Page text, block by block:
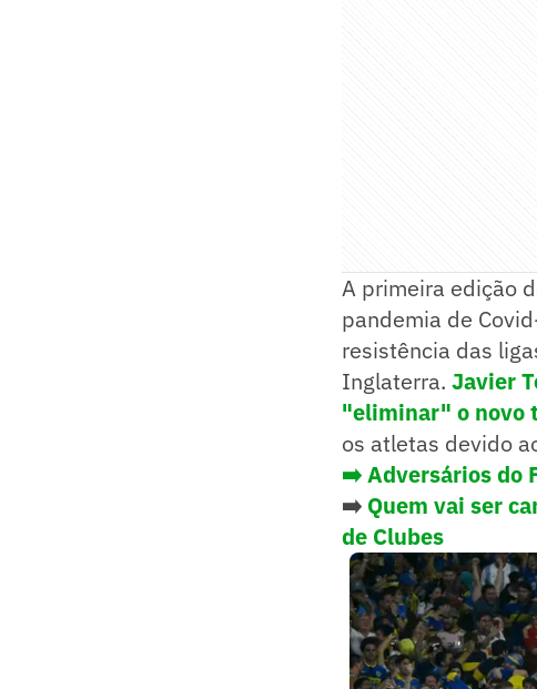
A primeira edição
pandemia de
resistência das
Inglaterra. Javier
"eliminar" o novo
os atletas devido
➡️Adversários do
➡️ Quem vai ser
de Clubes